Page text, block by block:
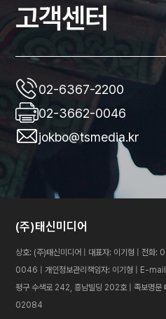
고객센터
02-6367-2200
02-3662-0046
jokbo@tsmedia.kr
(주)태신미디어
상호: (주)태신미디어 | 대표자: 이기형 |
0046 | 개인정보관리책임자: 이기형 | E-
평구 수색로 242, 흥남빌딩 202호 | 족보명
02084